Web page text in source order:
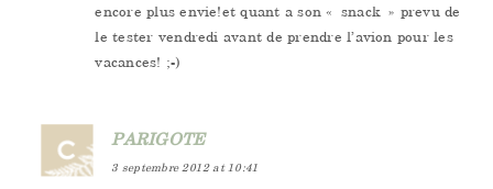
encore plus envie!et quant a son « snack » prevu de
le tester vendredi avant de prendre l’avion pour les
vacances! ;-)
PARIGOTE
3 septembre 2012 at 10:41